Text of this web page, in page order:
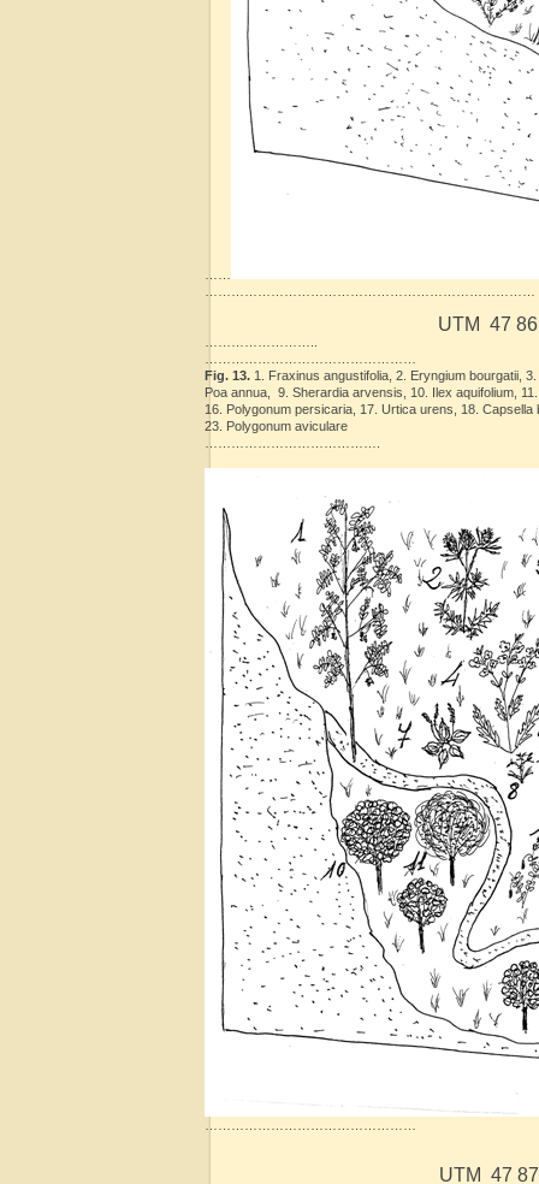
UTM 47
Fig. 13. 1. Fraxinus angustifolia, 2. Eryngium bourgatii,
Poa annua, 9. Sherardia arvensis, 10. Ilex aquifolium,
16. Polygonum persicaria, 17. Urtica urens, 18.
23. Polygonum aviculare
UTM 47